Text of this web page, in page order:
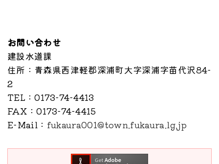
お問い合わせ
建設水道課
住所 ：青森県西津軽郡深浦町大字深浦字苗代沢84-
2
TEL ：0173-74-4413
FAX ：0173-74-4415
E-Mail ： fukaura001@town.fukaura.lg.jp